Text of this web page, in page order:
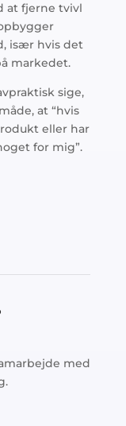
at fjerne tvivl
især hvis det
markedet.
sige,
at “hvis
eller har
for mig”.
med